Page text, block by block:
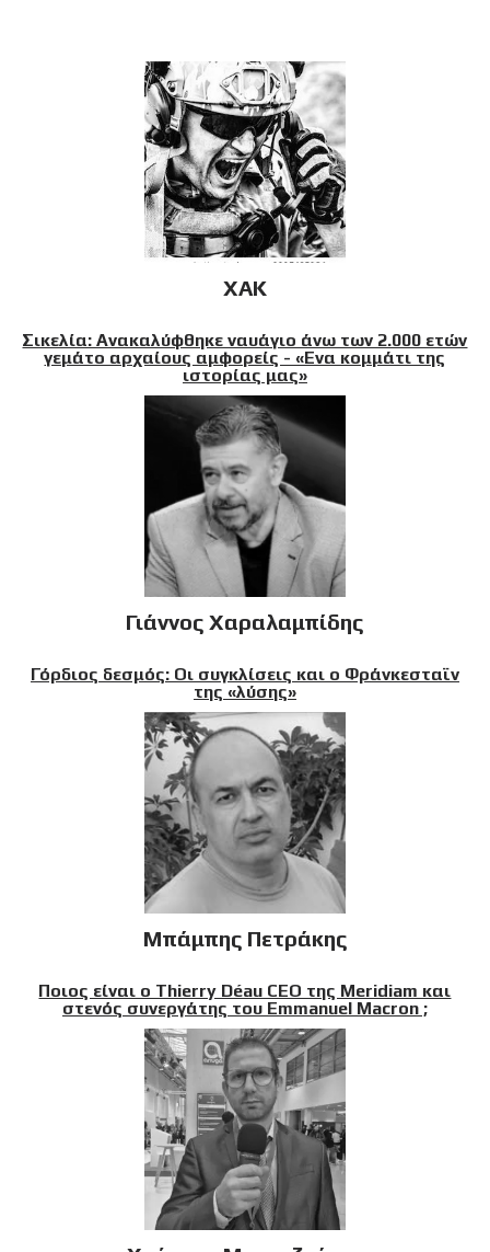
XAK
Σικελία: Ανακαλύφθηκε ναυάγιο άνω των 2.000 ετών
γεμάτο αρχαίους αμφορείς - «Ενα κομμάτι της
ιστορίας μας»
Γιάννος Χαραλαμπίδης
Γόρδιος δεσμός: Οι συγκλίσεις και ο Φράνκεσταϊν
της «λύσης»
Μπάμπης Πετράκης
Ποιος είναι ο Thierry Déau CEO της Meridiam και
στενός συνεργάτης του Emmanuel Macron ;